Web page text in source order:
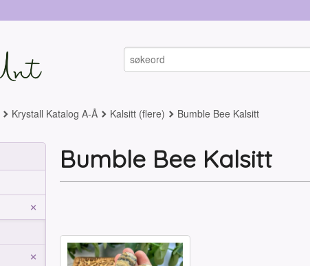
Krystall Katalog A-Å Kalsitt (flere) Bumble Bee Kalsitt
Bumble Bee Kalsitt